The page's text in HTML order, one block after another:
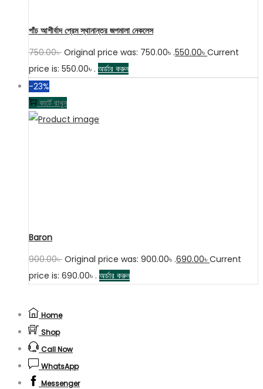
পাঁচ আশীর্বাদ প্রেম স্থানান্তর জপমালা নেকলেস
750.00৳ Original price was: 750.00৳ .550.00৳ Current
price is: 550.00৳ . অর্ডার করুন
-23%
কার্টে রাখুন
Baron
900.00৳ Original price was: 900.00৳ .690.00৳ Current
price is: 690.00৳ . অর্ডার করুন
Home
Shop
Call Now
WhatsApp
Messenger